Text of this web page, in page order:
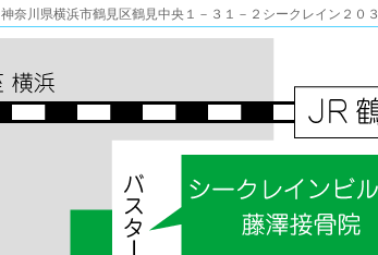
神奈川県横浜市鶴見区鶴見中央１－３１－２シークレイン２０３